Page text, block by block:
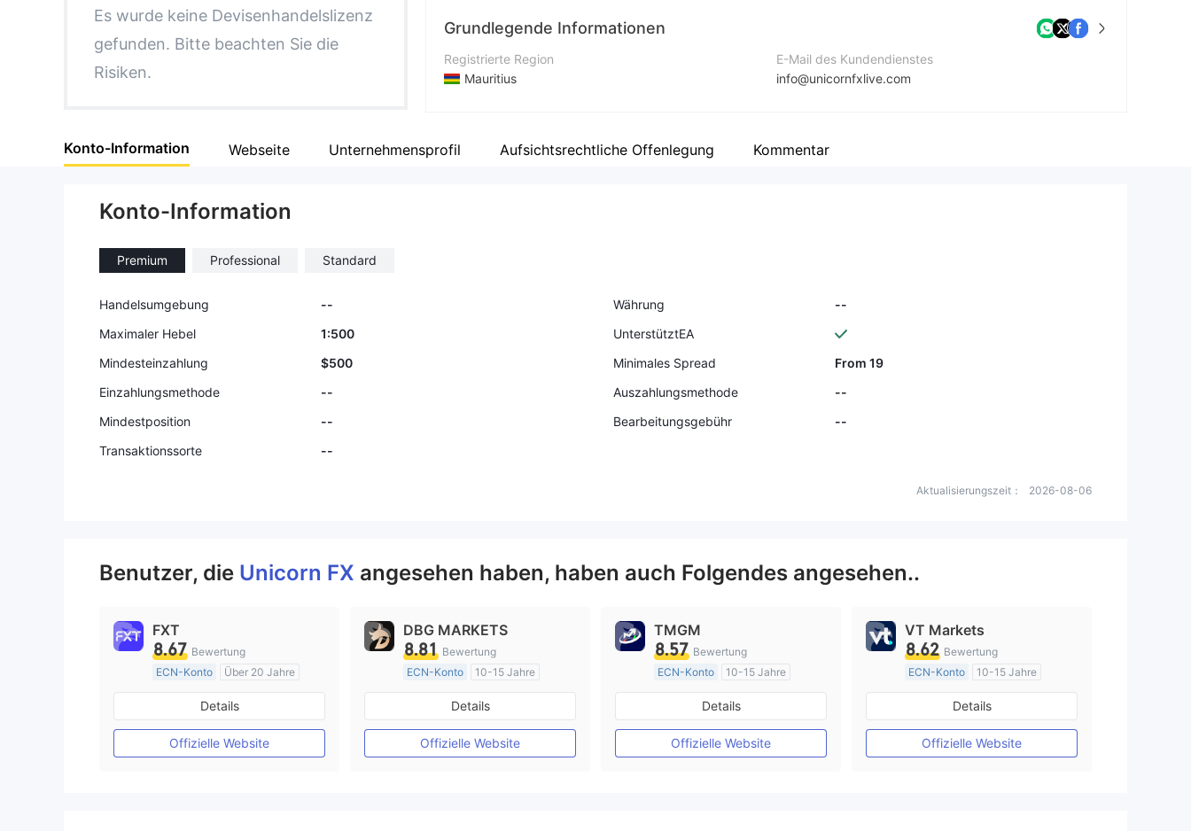
5
6
7
8
9
6
9
Es wurde keine Devisenhandelslizenz
gefunden. Bitte beachten Sie die
Risiken.
Grundlegende Informationen
Registrierte Region
Mauritius
Unternehmen
E-Mail des Kundendienstes
info@unicornfxlive.com
Unternehmenswebsite
Konto-Information Webseite Unternehmensprofil Aufsichtsrechtliche Offenlegung Kommentar
Konto-Information
Premium Professional Standard
Handelsumgebung -- Währung
--
Maximaler Hebel
1:500
UnterstütztEA
Mindesteinzahlung
$500 Minimales Spread
From 19
Einzahlungsmethode
-- Auszahlungsmethode
--
Mindestposition
-- Bearbeitungsgebühr
--
Transaktionssorte
--
Aktualisierungszeit： 2026-08-06
Benutzer, die Unicorn FX angesehen haben, haben auch Folgendes angesehen..
FXT
8.67 Bewertung
ECN-Konto
Über 20 Jahre
AustralienRegulierung
Market Making (MM)
MT4-Volllizenz
Details
Offizielle Website
DBG MARKETS
8.81 Bewertung
ECN-Konto
10-15 Jahre
AustralienRegulierung
Market Making (MM)
MT4-Volllizenz
Details
Offizielle Website
TMGM
8.57 Bewertung
ECN-Konto
10-15 Jahre
AustralienRegulierung
Market Making (MM)
MT4-Volllizenz
Details
Offizielle Website
VT Markets
8.62 Bewertung
ECN-Konto
10-15 Jahre
AustralienRegulierung
Market Making (MM)
MT4-Volllizenz
Details
Offizielle Website